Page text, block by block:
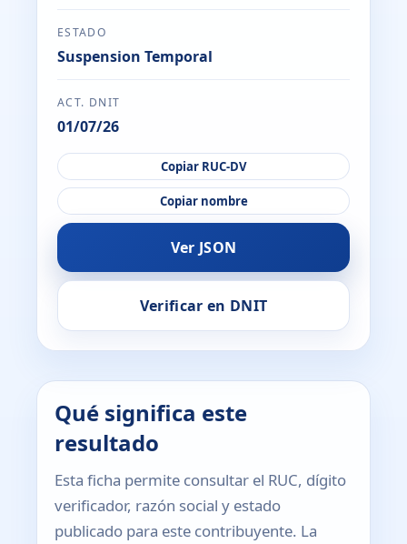
ESTADO
Suspension Temporal
ACT. DNIT
01/07/26
Copiar RUC-DV
Copiar nombre
Ver JSON
Verificar en DNIT
Qué significa este
resultado
Esta ficha permite consultar el RUC, dígito
verificador, razón social y estado
publicado para este contribuyente. La